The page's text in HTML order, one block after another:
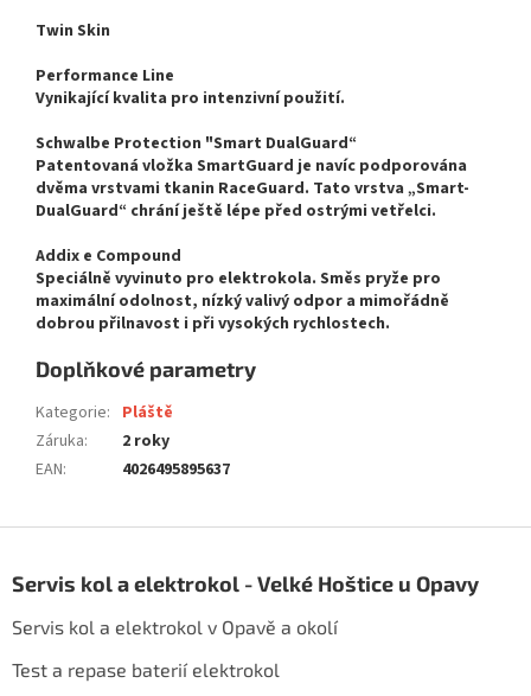
Twin Skin
Performance Line
Vynikající kvalita pro intenzivní použití.
Schwalbe Protection "Smart DualGuard“
Patentovaná vložka SmartGuard je navíc podporována
dvěma vrstvami tkanin RaceGuard. Tato vrstva „Smart-
DualGuard“ chrání ještě lépe před ostrými vetřelci.
Addix e Compound
Speciálně vyvinuto pro elektrokola. Směs pryže pro
maximální odolnost, nízký valivý odpor a mimořádně
dobrou přilnavost i při vysokých rychlostech.
Doplňkové parametry
Kategorie: Pláště
Záruka:
2 roky
EAN: 4026495895637
pServis kol a elektrokol - Velké Hoštice u Opavy
Servis kol a elektrokol v Opavě a okolí
Test a repase baterií elektrokol